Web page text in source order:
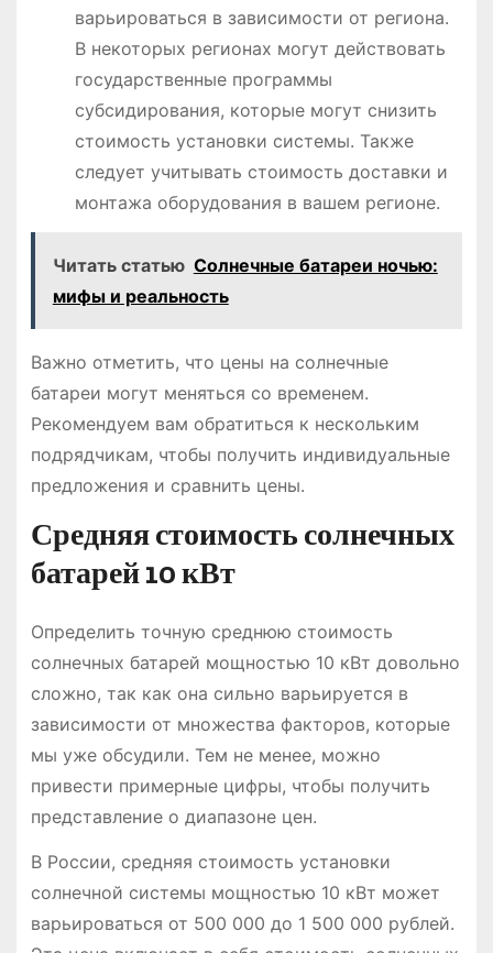
варьироваться в зависимости от региона.
В некоторых регионах могут действовать
государственные программы
субсидирования, которые могут снизить
стоимость установки системы. Также
следует учитывать стоимость доставки и
монтажа оборудования в вашем регионе.
Читать статью Солнечные батареи ночью:
мифы и реальность
Важно отметить, что цены на солнечные
батареи могут меняться со временем.
Рекомендуем вам обратиться к нескольким
подрядчикам, чтобы получить индивидуальные
предложения и сравнить цены.
Средняя стоимость солнечных
батарей 10 кВт
Определить точную среднюю стоимость
солнечных батарей мощностью 10 кВт довольно
сложно, так как она сильно варьируется в
зависимости от множества факторов, которые
мы уже обсудили. Тем не менее, можно
привести примерные цифры, чтобы получить
представление о диапазоне цен.
В России, средняя стоимость установки
солнечной системы мощностью 10 кВт может
варьироваться от 500 000 до 1 500 000 рублей.